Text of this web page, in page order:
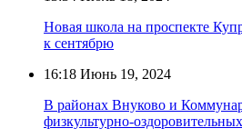
Новая школа на проспекте
к сентябрю
16:18 Июнь 19, 2024
В районах Внуково и
физкультурно-